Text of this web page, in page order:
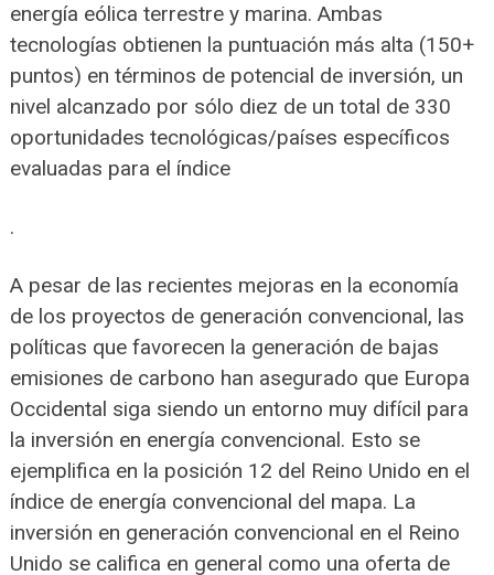
energía eólica terrestre y marina. Ambas
tecnologías obtienen la puntuación más alta (150+
puntos) en términos de potencial de inversión, un
nivel alcanzado por sólo diez de un total de 330
oportunidades tecnológicas/países específicos
evaluadas para el índice
.
A pesar de las recientes mejoras en la economía
de los proyectos de generación convencional, las
políticas que favorecen la generación de bajas
emisiones de carbono han asegurado que Europa
Occidental siga siendo un entorno muy difícil para
la inversión en energía convencional. Esto se
ejemplifica en la posición 12 del Reino Unido en el
índice de energía convencional del mapa. La
inversión en generación convencional en el Reino
Unido se califica en general como una oferta de